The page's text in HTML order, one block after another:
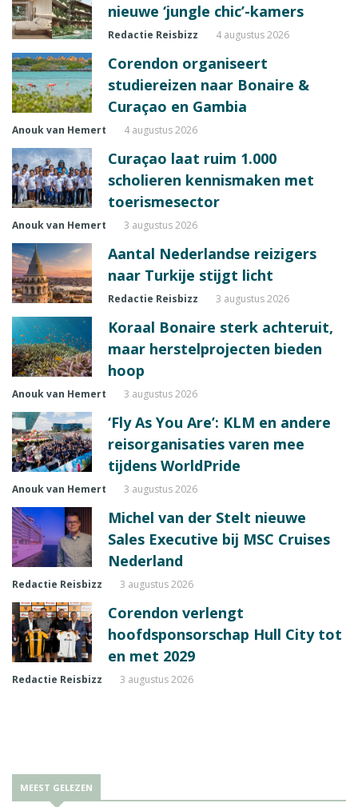
nieuwe ‘jungle chic’-kamers
Redactie Reisbizz 4 augustus 2026
Corendon organiseert
studiereizen naar Bonaire &
Curaçao en Gambia
Anouk van Hemert 4 augustus 2026
Curaçao laat ruim 1.000
scholieren kennismaken met
toerismesector
Anouk van Hemert 3 augustus 2026
Aantal Nederlandse reizigers
naar Turkije stijgt licht
Redactie Reisbizz 3 augustus 2026
Koraal Bonaire sterk achteruit,
maar herstelprojecten bieden
hoop
Anouk van Hemert 3 augustus 2026
‘Fly As You Are’: KLM en andere
reisorganisaties varen mee
tijdens WorldPride
Anouk van Hemert 3 augustus 2026
Michel van der Stelt nieuwe
Sales Executive bij MSC Cruises
Nederland
Redactie Reisbizz 3 augustus 2026
Corendon verlengt
hoofdsponsorschap Hull City tot
en met 2029
Redactie Reisbizz 3 augustus 2026
MEEST GELEZEN